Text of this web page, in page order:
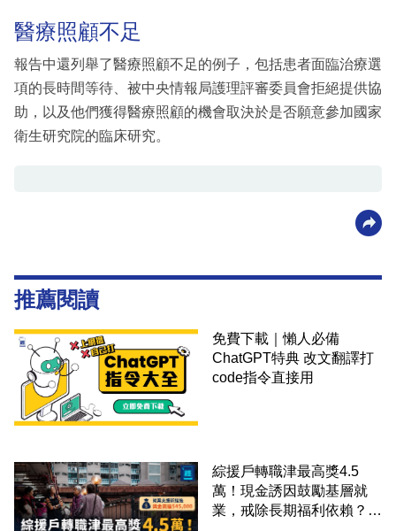
醫療照顧不足
報告中還列舉了醫療照顧不足的例子，包括患者面臨治療選
項的長時間等待、被中央情報局護理評審委員會拒絕提供協
助，以及他們獲得醫療照顧的機會取決於是否願意參加國家
衛生研究院的臨床研究。
推薦閱讀
免費下載｜懶人必備
ChatGPT特典 改文翻譯打
code指令直接用
綜援戶轉職津最高獎4.5
萬！現金誘因鼓勵基層就
業，戒除長期福利依賴？鄧